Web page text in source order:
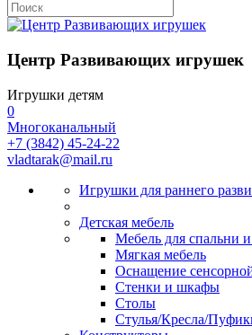
Центр Развивающих игрушек
Игрушки детям
0
Многоканальный
+7 (3842) 45-24-22
vladtarak@mail.ru
Игрушки для раннего
Детская мебель
Мебель для спальни и
Мягкая мебель
Оснащение
Стенки и шкафы
Столы
Стулья/Кресла/